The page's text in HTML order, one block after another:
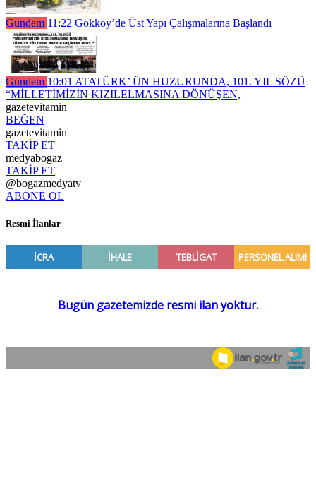
Gündem 11:22 Gökköy’de Üst Yapı Çalışmalarına Başlandı
Gündem 10:01 ATATÜRK’ ÜN HUZURUNDA, 101. YIL SÖZÜ
“MİLLETİMİZİN KIZILELMASINA DÖNÜŞEN,
gazetevitamin
BEĞEN
gazetevitamin
TAKİP ET
medyabogaz
TAKİP ET
@bogazmedyatv
ABONE OL
Resmî İlanlar